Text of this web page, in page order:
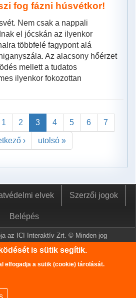
fog fázni húsvétkor!
Nem csak a nappali
el jócskán az ilyenkor
többfelé fagypont alá
Az alacsony hőérzet
mellett a tudatos
ilyenkor fokozottan
1 2 3 4 5 6 7
› utolsó »
elvek Szerzői jogok
Belépés
az ICI Interaktív Zrt. © Minden jog
fenntartva.
megjelenő tartalmakat a szerzői jogról
értelmében az ICI Interaktív Zrt
tilos lemásolni és közzétenni.
szerkesztéséhez az Országos
adatbázisa is felhasználásra került.
is sütik segítik.
elfogadja a sütik (cookie) tárolását.